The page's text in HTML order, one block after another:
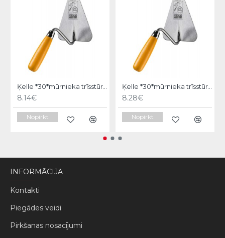
Ķelle *30*mūrnieka trīsstūra 18cm, Hardy
8.14€
Nopirkt
Ķelle *30*mūrnieka trīsstūra 20cm, Hardy
8.28€
Nopirkt
INFORMĀCIJA
Kontakti
Piegādes veidi
Pirkšanas nosacījumi